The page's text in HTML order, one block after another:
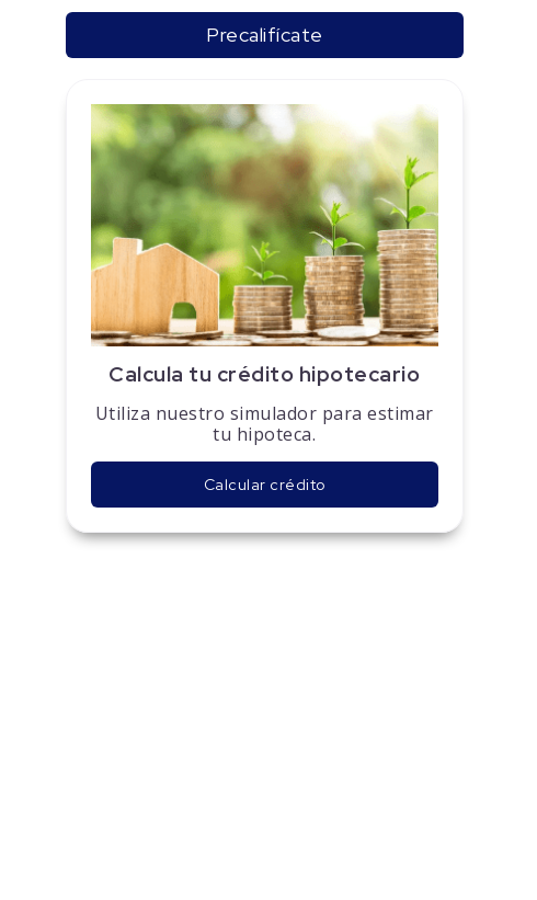
Precalifícate
Calcula tu crédito hipotecario
Utiliza nuestro simulador para estimar
tu hipoteca.
Calcular crédito